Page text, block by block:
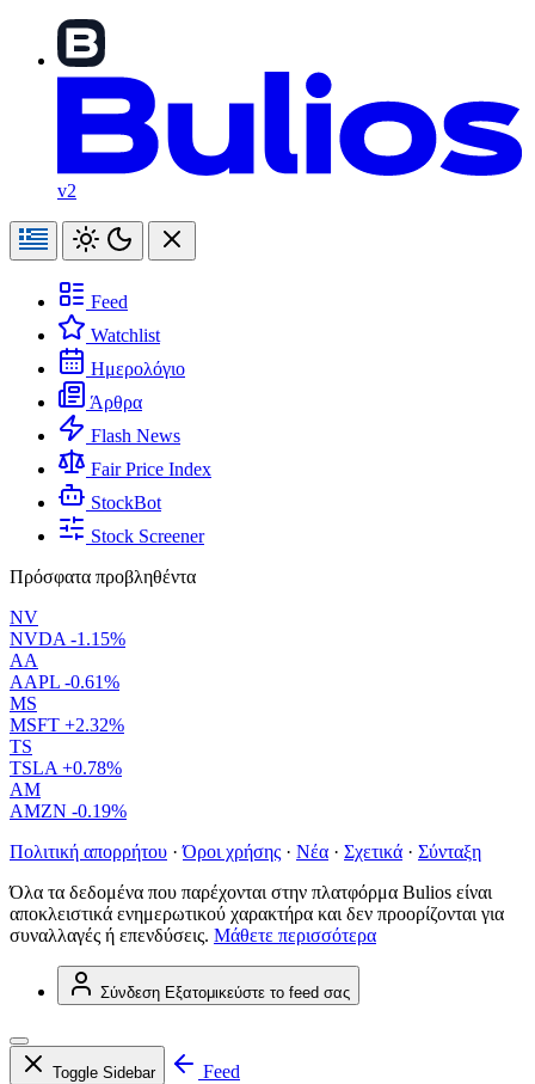
v2
Feed
Watchlist
Ημερολόγιο
Άρθρα
Flash News
Fair Price Index
StockBot
Stock Screener
Πρόσφατα προβληθέντα
NV
NVDA -1.15%
AA
AAPL -0.61%
MS
MSFT +2.32%
TS
TSLA +0.78%
AM
AMZN -0.19%
Πολιτική απορρήτου · Όροι χρήσης · Νέα · Σχετικά · Σύνταξη
Όλα τα δεδομένα που παρέχονται στην πλατφόρμα Bulios είναι
αποκλειστικά ενημερωτικού χαρακτήρα και δεν προορίζονται για
συναλλαγές ή επενδύσεις. Μάθετε περισσότερα
Σύνδεση Εξατομικεύστε το feed σας
Toggle Sidebar
Feed